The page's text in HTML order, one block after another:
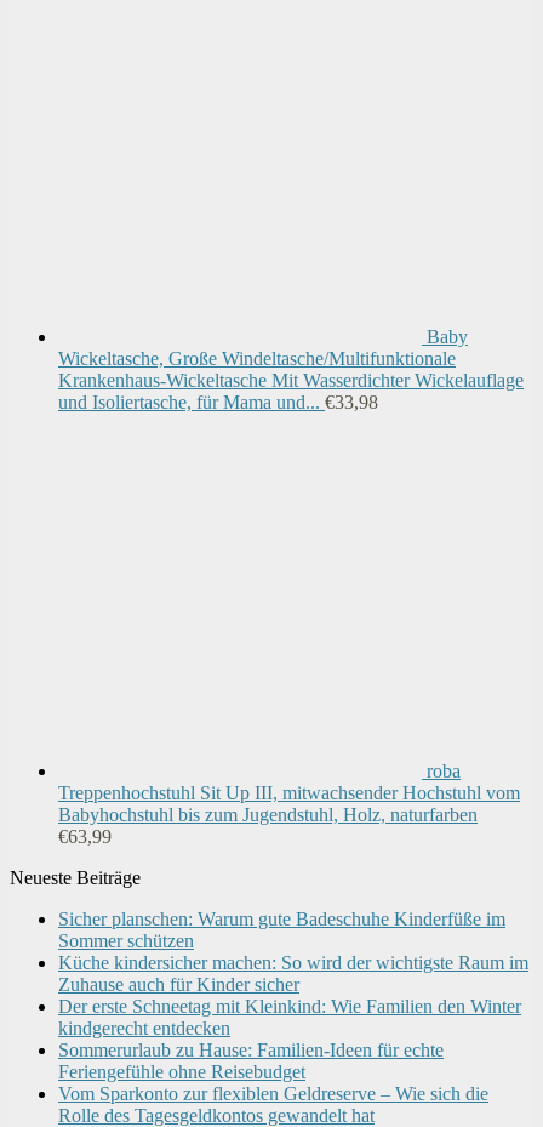
Baby
Wickeltasche, Große Windeltasche/Multifunktionale
Krankenhaus-Wickeltasche Mit Wasserdichter Wickelauflage
und Isoliertasche, für Mama und... €33,98
roba
Treppenhochstuhl Sit Up III, mitwachsender Hochstuhl vom
Babyhochstuhl bis zum Jugendstuhl, Holz, naturfarben
€63,99
Neueste Beiträge
Sicher planschen: Warum gute Badeschuhe Kinderfüße im
Sommer schützen
Küche kindersicher machen: So wird der wichtigste Raum im
Zuhause auch für Kinder sicher
Der erste Schneetag mit Kleinkind: Wie Familien den Winter
kindgerecht entdecken
Sommerurlaub zu Hause: Familien-Ideen für echte
Feriengefühle ohne Reisebudget
Vom Sparkonto zur flexiblen Geldreserve – Wie sich die
Rolle des Tagesgeldkontos gewandelt hat